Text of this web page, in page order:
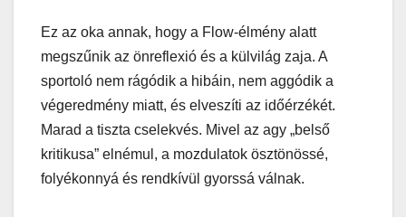
Ez az oka annak, hogy a Flow-élmény alatt
megszűnik az önreflexió és a külvilág zaja. A
sportoló nem rágódik a hibáin, nem aggódik a
végeredmény miatt, és elveszíti az időérzékét.
Marad a tiszta cselekvés. Mivel az agy „belső
kritikusa” elnémul, a mozdulatok ösztönössé,
folyékonnyá és rendkívül gyorssá válnak.